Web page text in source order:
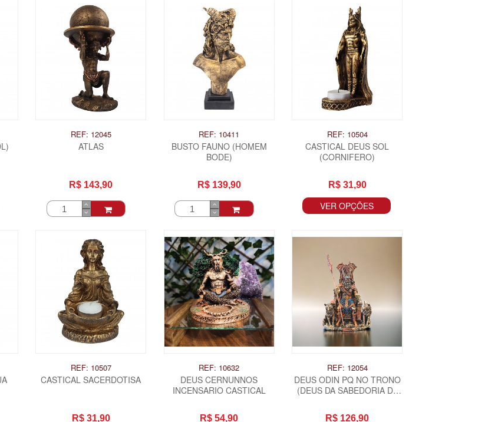
REF: 12045
ATLAS
R$ 143,90
REF: 10411
BUSTO FAUNO (HOMEM
BODE)
R$ 139,90
REF: 10504
CASTICAL DEUS SOL
(CORNIFERO)
R$ 31,90
VER OPÇÕES
REF: 10507
CASTICAL SACERDOTISA
R$ 31,90
REF: 10632
DEUS CERNUNNOS
INCENSARIO CASTICAL
R$ 54,90
REF: 12054
DEUS ODIN PQ NO TRONO
(DEUS DA SABEDORIA DA
R$ 126,90